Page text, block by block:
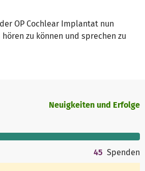
OP Cochlear Implantat nun
zu können und sprechen zu
Neuigkeiten und Erfolge
45 Spenden